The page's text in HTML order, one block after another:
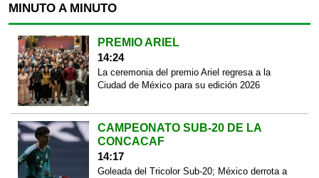
MINUTO A MINUTO
PREMIO ARIEL
14:24
La ceremonia del premio Ariel regresa a la
Ciudad de México para su edición 2026
CAMPEONATO SUB-20 DE LA
CONCACAF
14:17
Goleada del Tricolor Sub-20; México derrota a